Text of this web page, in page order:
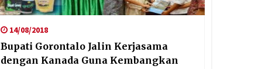
14/08/2018
Bupati Gorontalo Jalin Kerjasama
dengan Kanada Guna Kembangkan